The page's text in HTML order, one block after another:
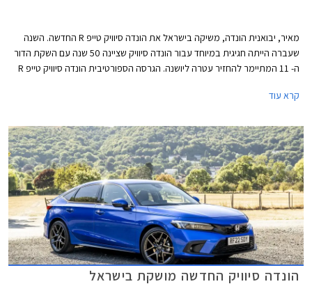
מאיר, יבואנית הונדה, משיקה בישראל את הונדה סיוויק טייפ R החדשה. השנה
שעברה הייתה חגיגית במיוחד עבור הונדה סיוויק שציינה 50 שנה עם השקת הדור
ה- 11 המתיימר להחזיר עטרה ליושנה. הגרסה הספורטיבית הונדה סיוויק טייפ R
ההילוכים הידנית הקלאסית ומערכת הנעה קדמית, בלי סיוע היברידי ובלי הנעה
ביותר מבין המשפחתיות הקומפקטיות העממיות.
קרא עוד
הונדה סיוויק החדשה מושקת בישראל